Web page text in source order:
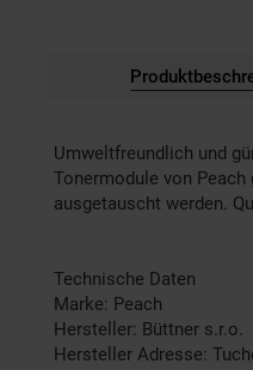
Umweltfreundlich und
Tonermodule von
ausgetauscht werden.
Technische Daten
Marke: Peach
Hersteller: Büttner s.r.o.
Hersteller Adresse: